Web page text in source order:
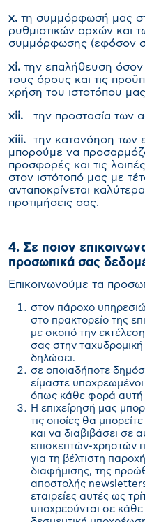
x. τη συμμόρφωσή μας
ρυθμιστικών αρχών και
συμμόρφωσης (εφόσον
xi. την επαλήθευση
τους όρους και τις
χρήση του ιστοτόπου
xii. την προστασία των
xiii. την κατανόηση των
μπορούμε να
προσφορές και τις
στον ιστότοπό μας με
ανταποκρίνεται
προτιμήσεις σας.
4. Σε ποιον
προσωπικά σας
Επικοινωνούμε τα
στον πάροχο
στο πρακτορείο της
με σκοπό την
σας στην
δηλώσει.
σε οποιαδήποτε
είμαστε
όπως κάθε φορά αυτή
Η επιχείρησή μας
τις οποίες θα
και να διαβιβάσει σε
επισκεπτών-χρηστών
για τη βέλτιστη
διαφήμισης, της
αποστολής
εταιρείες αυτές ως
υποχρεούνται σε κάθε